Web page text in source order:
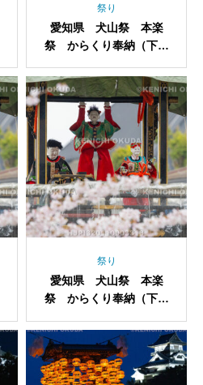
祭り
愛知県 犬山祭 本楽
祭 からくり奉納（下本
祭り
愛知県 犬山祭 本楽
祭 からくり奉納（下本